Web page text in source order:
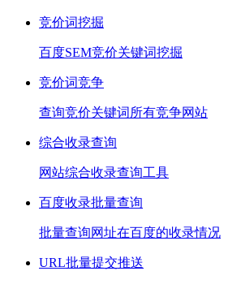
竞价词挖掘
百度SEM竞价关键词挖掘
竞价词竞争
查询竞价关键词所有竞争网站
综合收录查询
网站综合收录查询工具
百度收录批量查询
批量查询网址在百度的收录情况
URL批量提交推送